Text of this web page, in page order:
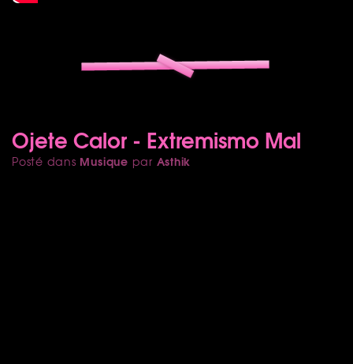
Ojete Calor - Extremismo Mal
Posté dans Musique par Asthik